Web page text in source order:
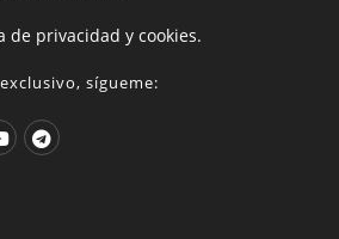
de privacidad y cookies.
sígueme: